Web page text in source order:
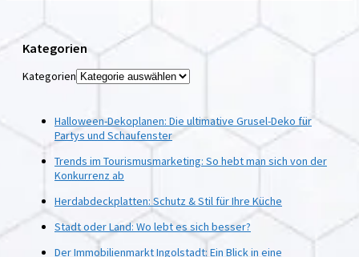
Kategorien
Kategorien
Halloween-Dekoplanen: Die ultimative Grusel-Deko für
Partys und Schaufenster
Trends im Tourismusmarketing: So hebt man sich von der
Konkurrenz ab
Herdabdeckplatten: Schutz & Stil für Ihre Küche
Stadt oder Land: Wo lebt es sich besser?
Der Immobilienmarkt Ingolstadt: Ein Blick in eine